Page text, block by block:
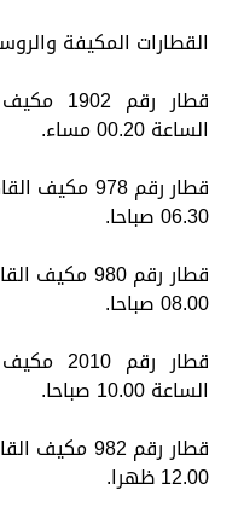
القطارات المكيفة
قطار
الساعة 00.20 مساء.
قطار رقم
06.30 صباحا.
قطار رقم
08.00 صباحا.
قطار
الساعة 10.00 صباحا.
قطار رقم
12.00 ظهرا.